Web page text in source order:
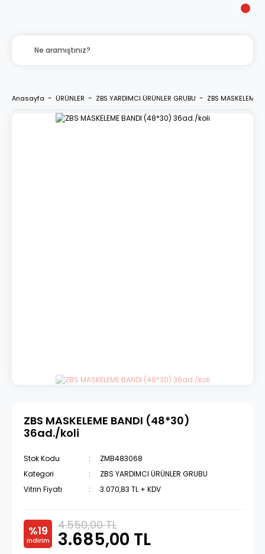
Anasayfa ÜRÜNLER ZBS YARDIMCI ÜRÜNLER GRUBU ZBS
ZBS MASKELEME BANDI (48*30)
36ad./koli
Stok Kodu
ZMB483068
Kategori
ZBS YARDIMCI ÜRÜNLER GRUBU
Vitrin Fiyatı
3.070,83 TL + KDV
%19
indirim
4.550,00 TL
3.685,00 TL